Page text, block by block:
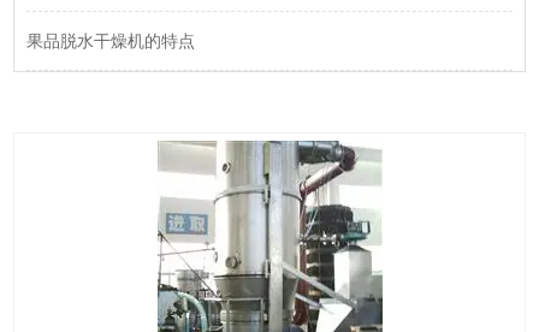
果品脱水干燥机的特点